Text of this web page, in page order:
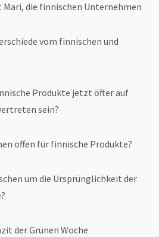
die finnischen Unternehmen
vom finnischen und
Produkte jetzt öfter auf
sein?
offen für finnische Produkte?
um die Ursprünglichkeit der
der Grünen Woche